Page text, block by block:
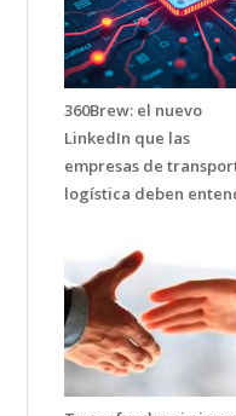
360Brew: el nuevo
LinkedIn que las
empresas de
logística deben